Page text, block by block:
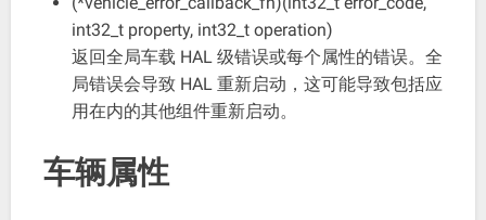
int32_t property, int32_t operation)
返回全局车载 HAL 级错误或每个属性的错误。全
局错误会导致 HAL 重新启动，这可能导致包括应
用在内的其他组件重新启动。
车辆属性